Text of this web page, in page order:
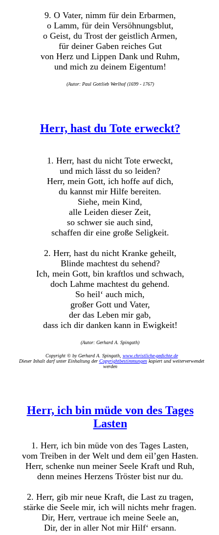
9. O Vater, nimm für dein Erbarmen,
o Lamm, für dein Versöhnungsblut,
o Geist, du Trost der geistlich Armen,
für deiner Gaben reiches Gut
von Herz und Lippen Dank und Ruhm,
und mich zu deinem Eigentum!
(Autor: Paul Gottlieb Werlhof (1699 - 1767)
Herr, hast du Tote erweckt?
1. Herr, hast du nicht Tote erweckt,
und mich lässt du so leiden?
Herr, mein Gott, ich hoffe auf dich,
du kannst mir Hilfe bereiten.
Siehe, mein Kind,
alle Leiden dieser Zeit,
so schwer sie auch sind,
schaffen dir eine große Seligkeit.
2. Herr, hast du nicht Kranke geheilt,
Blinde machtest du sehend?
Ich, mein Gott, bin kraftlos und schwach,
doch Lahme machtest du gehend.
So heil‘ auch mich,
großer Gott und Vater,
der das Leben mir gab,
dass ich dir danken kann in Ewigkeit!
(Autor: Gerhard A. Spingath)
Copyright © by Gerhard A. Spingath, www.christliche-gedichte.de
Dieser Inhalt darf unter Einhaltung der Copyrightbestimmungenkopiert und weiterverwendet
werden
Herr, ich bin müde von des Tages
Lasten
1. Herr, ich bin müde von des Tages Lasten,
vom Treiben in der Welt und dem eil’gen Hasten.
Herr, schenke nun meiner Seele Kraft und Ruh,
denn meines Herzens Tröster bist nur du.
2. Herr, gib mir neue Kraft, die Last zu tragen,
stärke die Seele mir, ich will nichts mehr fragen.
Dir, Herr, vertraue ich meine Seele an,
Dir, der in aller Not mir Hilf‘ ersann.